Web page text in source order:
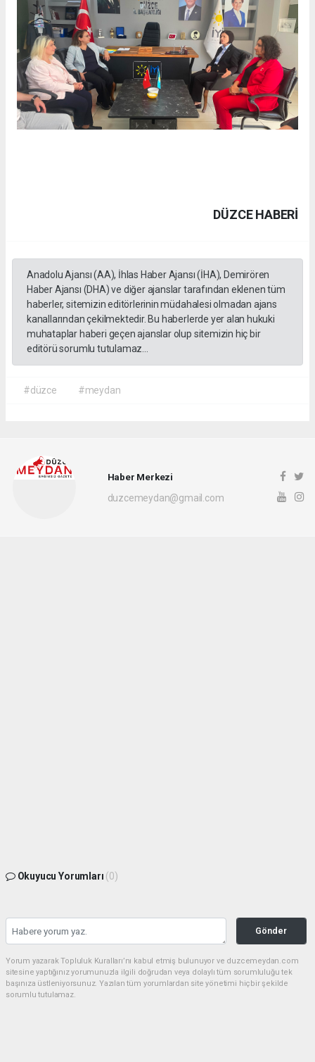
DÜZCE HABERİ
Anadolu Ajansı (AA), İhlas Haber Ajansı (İHA), Demirören
Haber Ajansı (DHA) ve diğer ajanslar tarafından eklenen tüm
haberler, sitemizin editörlerinin müdahalesi olmadan ajans
kanallarından çekilmektedir. Bu haberlerde yer alan hukuki
muhataplar haberi geçen ajanslar olup sitemizin hiç bir
editörü sorumlu tutulamaz...
#düzce #meydan
Haber Merkezi
duzcemeydan@gmail.com
Okuyucu Yorumları (0)
Gönder
Yorum yazarak Topluluk Kuralları’nı kabul etmiş bulunuyor ve duzcemeydan.com
sitesine yaptığınız yorumunuzla ilgili doğrudan veya dolaylı tüm sorumluluğu tek
başınıza üstleniyorsunuz. Yazılan tüm yorumlardan site yönetimi hiçbir şekilde
sorumlu tutulamaz.